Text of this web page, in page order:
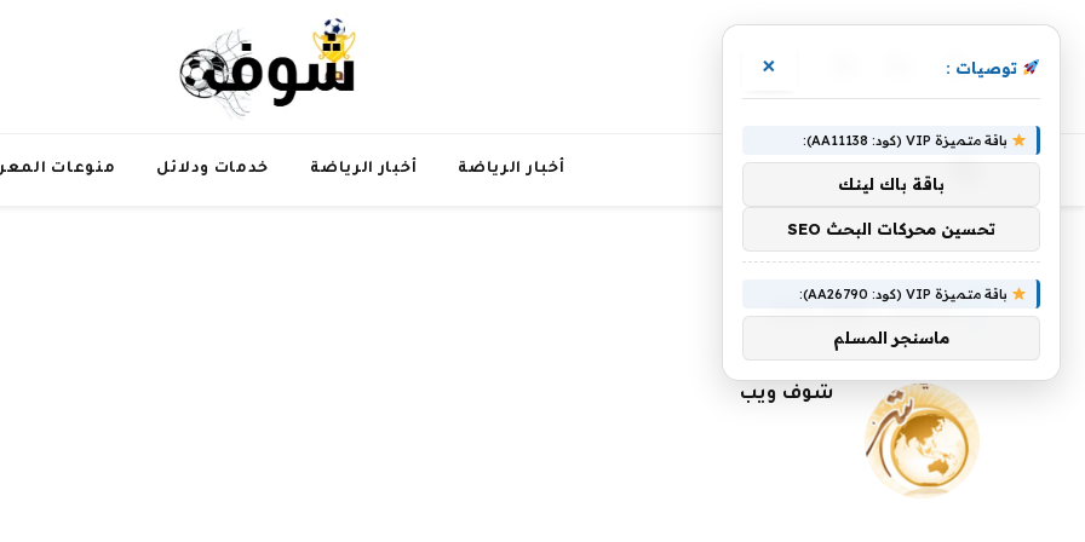
فيسبوك
(Twitter)
الانستغرام
أخبار الرياضة أخبار الرياضة خدمات ودلائل منوعات
الرئيسية » كاتب: شوف ويب(صفحه 2)
الكاتب:شوف ويب
شوف ويب
توصيات : ×
باقة متميزة VIP (كود: AA11138):
باقة باك لينك
تحسين محركات البحث SEO
باقة متميزة VIP (كود: AA26790):
ماسنجر المسلم